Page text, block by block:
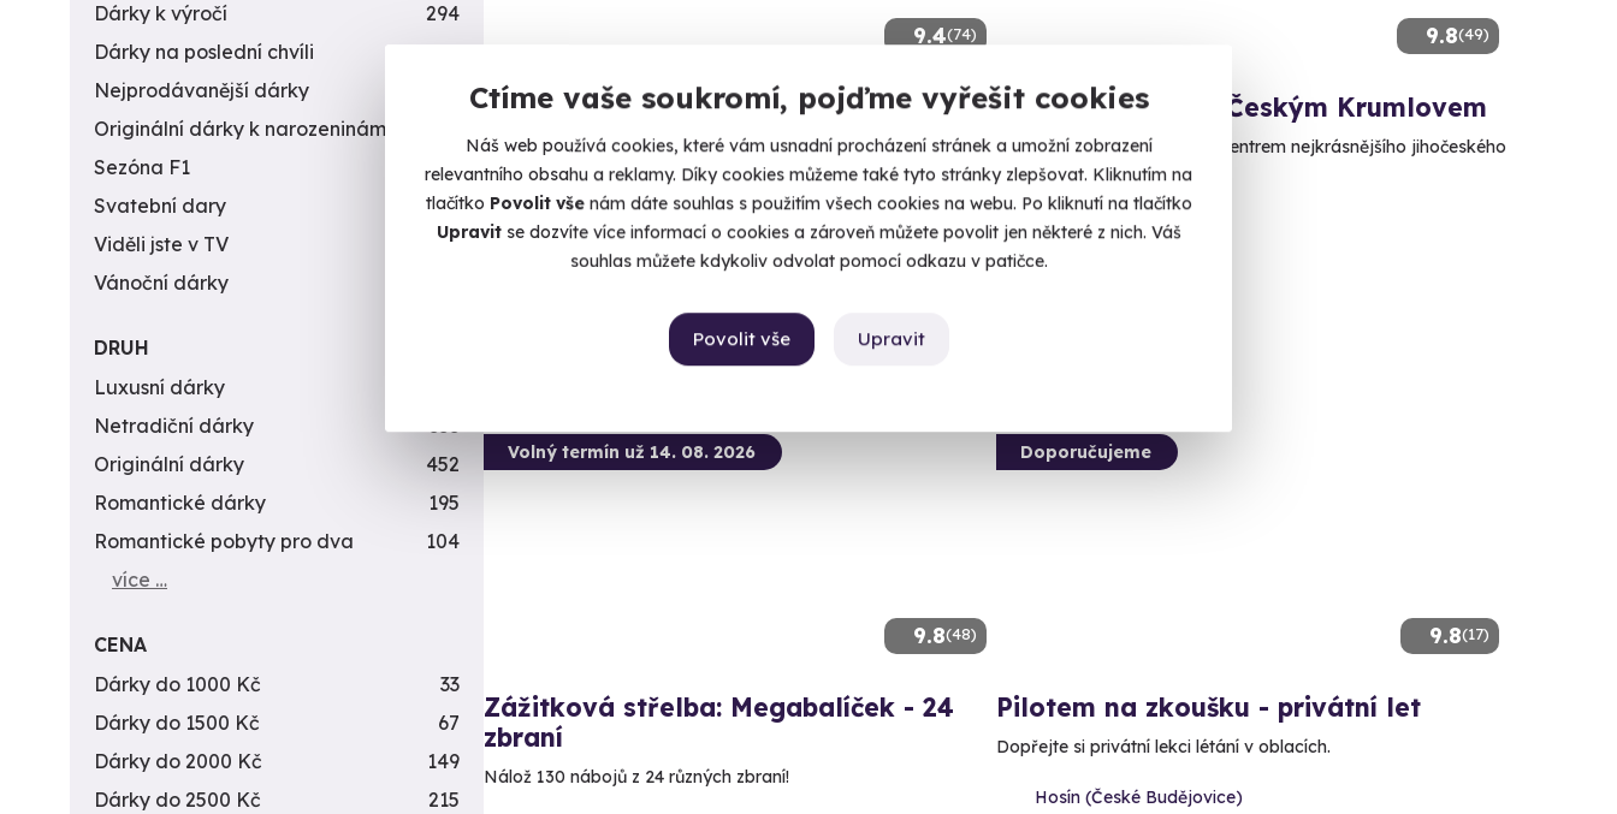
Ctíme vaše soukromí, pojďme vyřešit cookies
Náš web používá cookies, které vám usnadní procházení stránek a umožní zobrazení
relevantního obsahu a reklamy. Díky cookies můžeme také tyto stránky zlepšovat. Kliknutím na
tlačítko Povolit vše nám dáte souhlas s použitím všech cookies na webu. Po kliknutí na tlačítko
Upravitse dozvíte více informací o cookies a zároveň můžete povolit jen některé z nich. Váš
souhlas můžete kdykoliv odvolat pomocí odkazu v patičce.
Upravit
Povolit vše
9.4(74)
Zážitková střelba: Speciální jednotky -
10 zbraní
Vystřílejte 80 nábojů jako člen elitní jednotky URNA.
Dačice (okres Jindřichův Hradec)
(+ 28 dalších lokalit)
9.8(49)
Let balónem nad Českým Krumlovem
Proleťte se nad historickým centrem nejkrásnějšího jihočeského
města.
Český Krumlov
9.8(48)
Volný termín už 14. 08. 2026
Zážitková střelba: Megabalíček - 24
zbraní
Nálož 130 nábojů z 24 různých zbraní!
9.8(17)
Doporučujeme
Pilotem na zkoušku - privátní let
Dopřejte si privátní lekci létání v oblacích.
Hosín (České Budějovice)
Dárky k výročí
294
Dárky na poslední chvíli
450
Nejprodávanější dárky
Originální dárky k narozeninám
Sezóna F1
4
Svatební dary
196
Viděli jste v TV
31
Vánoční dárky
DRUH
Luxusní dárky
Netradiční dárky
353
Originální dárky
452
Romantické dárky
195
Romantické pobyty pro dva
104
více …
CENA
Dárky do 1000 Kč
33
Dárky do 1500 Kč
67
Dárky do 2000 Kč
149
Dárky do 2500 Kč
215